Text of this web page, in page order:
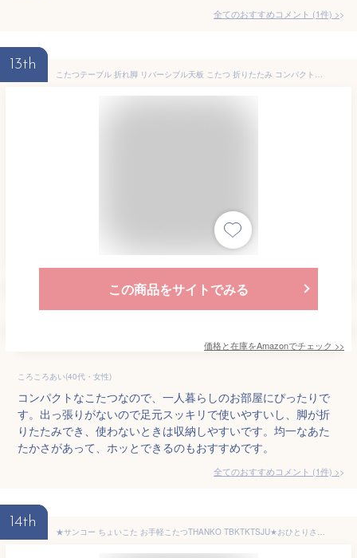
全てのおすすめコメント (1件) >
13th
こたつテーブル 折れ脚 リバーシブル天板 こたつ 折りたたみ コンパクト収納 省スペース 温度調節無段階 暖房器具 カーボンヒーター 手元スイッチ付 保温 暖炉 一人暮らし シンプル 一人用こたつ 【ユニバーサルstore】 (ブラック, 75×75cm 正方形)
この商品をサイトでみる
価格と在庫をAmazonでチェック >>
ころころあい(40代・女性)
コンパクトなこたつなので、一人暮らしのお部屋にぴったりで
す。出っ張りがないので足元スッキリで使いやすいし、脚が折
りたたみでき、使わないときは収納しやすいです。均一なあた
たかさがあって、ホッとできるのもおすすめです。
全てのおすすめコメント (1件) >
14th
★サンコー ちょいこた お手軽こたつTHANKO TBKTKTSJU★おひとりさまコタツであったか生活省スペース且つ省エネなコンパクトこたつ♪★最高48度の5段階温度調整★フリース＆ボア素材でバツグンの保温性★折りたたみ式こたつ♪